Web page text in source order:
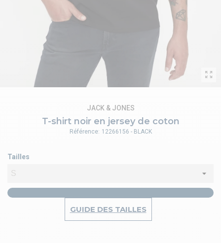
T-shirt noir en jersey de coton
JACK & JONES
Tailles
GUIDE DES TAILLES
Référence: 12266156 - BLACK